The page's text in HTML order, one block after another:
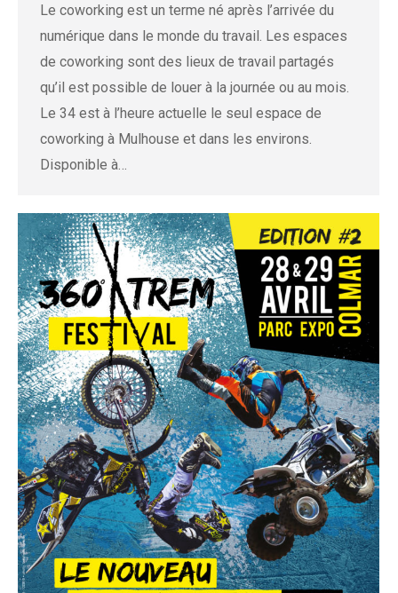
Le coworking est un terme né après l’arrivée du
numérique dans le monde du travail. Les espaces
de coworking sont des lieux de travail partagés
qu’il est possible de louer à la journée ou au mois.
Le 34 est à l’heure actuelle le seul espace de
coworking à Mulhouse et dans les environs.
Disponible à…